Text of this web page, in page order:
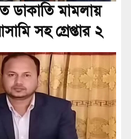
ডাকাতি মামলায়
সহ গ্রেপ্তার ২